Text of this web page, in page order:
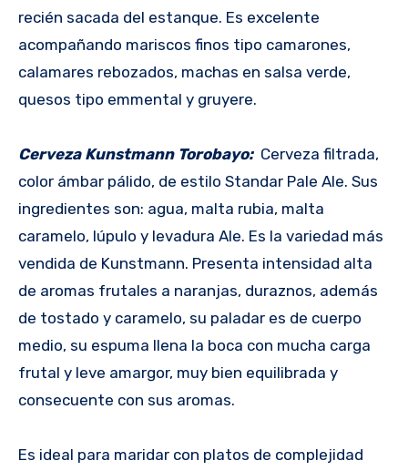
recién sacada del estanque. Es excelente
acompañando mariscos finos tipo camarones,
calamares rebozados, machas en salsa verde,
quesos tipo emmental y gruyere.
Cerveza Kunstmann Torobayo: Cerveza filtrada,
color ámbar pálido, de estilo Standar Pale Ale. Sus
ingredientes son: agua, malta rubia, malta
caramelo, lúpulo y levadura Ale. Es la variedad más
vendida de Kunstmann. Presenta intensidad alta
de aromas frutales a naranjas, duraznos, además
de tostado y caramelo, su paladar es de cuerpo
medio, su espuma llena la boca con mucha carga
frutal y leve amargor, muy bien equilibrada y
consecuente con sus aromas.
Es ideal para maridar con platos de complejidad